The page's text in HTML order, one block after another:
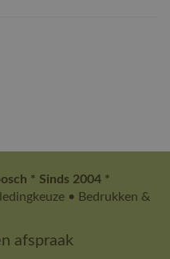
* Sinds 2004 *
• Bedrukken &
afspraak